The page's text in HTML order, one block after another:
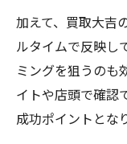
加えて、買取大吉
ルタイムで反映し
ミングを狙うのも
イトや店頭で確認
成功ポイントとな